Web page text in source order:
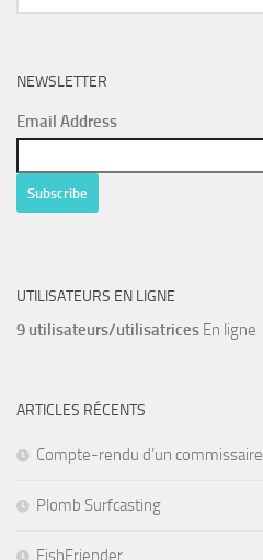
NEWSLETTER
Email Address
UTILISATEURS EN LIGNE
9 utilisateurs/utilisatrices En ligne
ARTICLES RÉCENTS
Compte-rendu d’un commissaire
Plomb Surfcasting
FishFriender